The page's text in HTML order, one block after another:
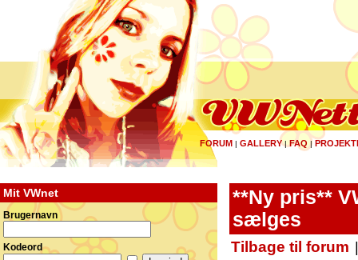
FORUM | GALLERY|FAQ |
Mit VWnet
Brugernavn
Kodeord
**Ny pris**
sælges
Tilbage til forum